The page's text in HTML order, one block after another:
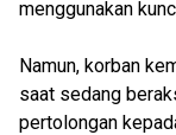
menggunakan
Namun, korban
saat sedang
pertolongan